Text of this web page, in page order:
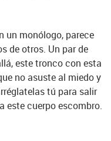
un monólogo, parece
de otros. Un par de
este tronco con esta
no asuste al miedo y
tú para salir
este cuerpo escombro.